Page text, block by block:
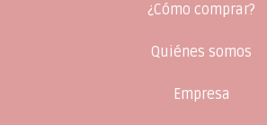
¿Cómo comprar?
Quiénes somos
Empresa